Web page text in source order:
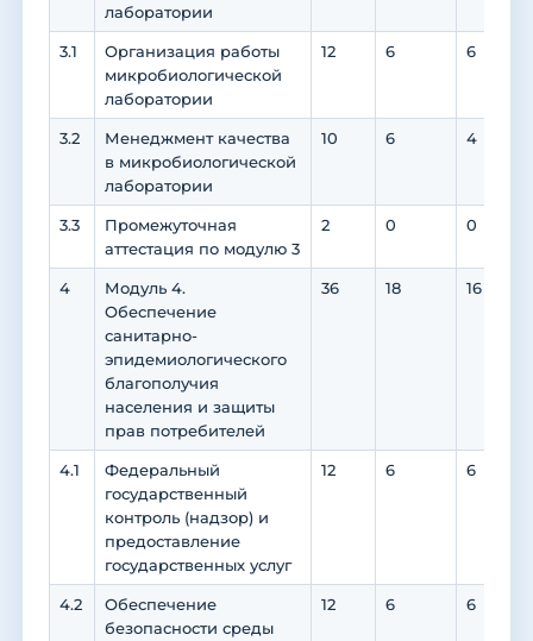
лаборатории
3.1
Организация работы
микробиологической
лаборатории
12 6 6
3.2
Менеджмент качества
в микробиологической
лаборатории
10 6 4
3.3
Промежуточная
аттестация по модулю 3
2 0 0
4
Модуль 4.
Обеспечение
санитарно-
эпидемиологического
благополучия
населения и защиты
прав потребителей
36 18 16
4.1
Федеральный
государственный
контроль (надзор) и
предоставление
государственных услуг
12 6 6
4.2
Обеспечение
безопасности среды
12 6 6